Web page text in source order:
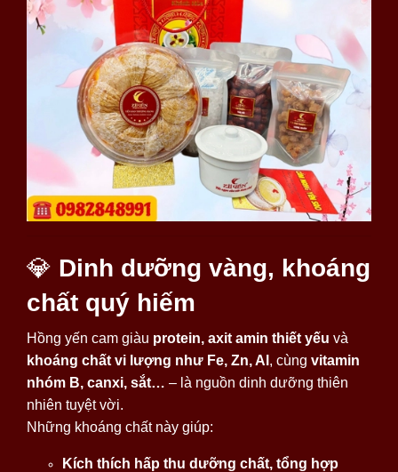
💎 Dinh dưỡng vàng, khoáng
chất quý hiếm
Hồng yến cam giàu protein, axit amin thiết yếu và
khoáng chất vi lượng như Fe, Zn, Al , cùng vitamin
nhóm B, canxi, sắt… – là nguồn dinh dưỡng thiên
nhiên tuyệt vời.
Những khoáng chất này giúp:
Kích thích hấp thu dưỡng chất, tổng hợp